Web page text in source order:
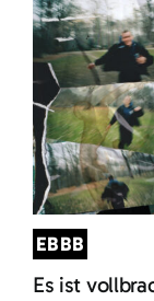
EBBB
Es ist